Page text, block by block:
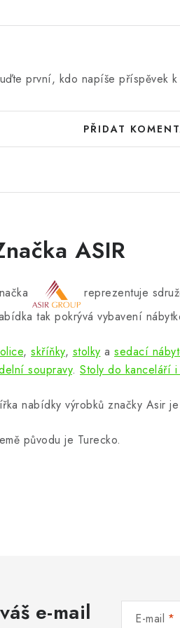
první, kdo napíše příspěvek
PŘIDAT
ASIR
reprezentuje
tak pokrývá vybavení
, skříňky, stolky a sedací
soupravy. Stoly do kanceláří
nabídky výrobků značky Asir
původu je Turecko.
e-mail E-mail